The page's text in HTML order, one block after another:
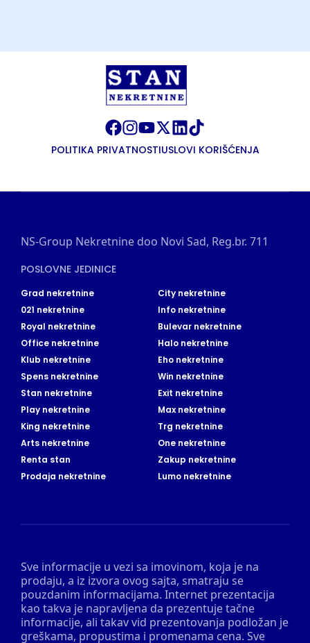
POLITIKA PRIVATNOSTIUSLOVI KORIŠĆENJA
Sve informacije u vezi sa imovinom, koja je na
prodaju, a iz izvora ovog sajta, smatraju se
pouzdanim informacijama. Internet prezentacija
kao takva je napravljena da prezentuje tačne
informacije, ali takav vid prezentovanja podložan je
greškama, propustima i promenama cena. Sve
NS-Group Nekretnine doo Novi Sad, Reg.br. 711
POSLOVNE JEDINICE
Grad nekretnine
City nekretnine
021 nekretnine
Info nekretnine
Royal nekretnine
Bulevar nekretnine
Office nekretnine
Halo nekretnine
Klub nekretnine
Eho nekretnine
Spens nekretnine
Win nekretnine
Stan nekretnine
Exit nekretnine
Play nekretnine
Max nekretnine
King nekretnine
Trg nekretnine
Arts nekretnine
One nekretnine
Renta stan
Zakup nekretnine
Prodaja nekretnine
Lumo nekretnine